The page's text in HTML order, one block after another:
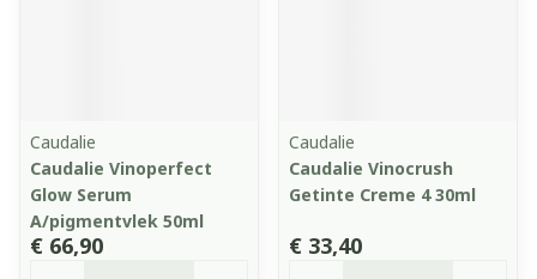
Caudalie
Caudalie Vinoperfect
Glow Serum
A/pigmentvlek 50ml
€ 66,90
Caudalie
Caudalie Vinocrush
Getinte Creme 4 30ml
€ 33,40